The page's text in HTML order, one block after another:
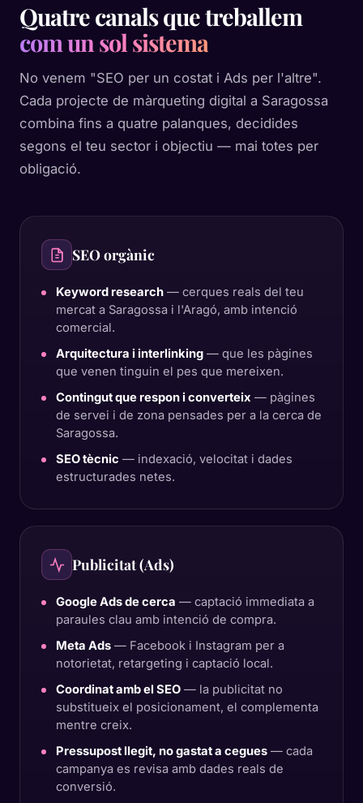
Quatre canals que treballem
com un sol sistema
No venem "SEO per un costat i Ads per l'altre".
Cada projecte de màrqueting digital a Saragossa
combina fins a quatre palanques, decidides
segons el teu sector i objectiu — mai totes per
obligació.
SEO orgànic
Keyword research — cerques reals del teu
mercat a Saragossa i l'Aragó, amb intenció
comercial.
Arquitectura i interlinking — que les pàgines
que venen tinguin el pes que mereixen.
Contingut que respon i converteix — pàgines
de servei i de zona pensades per a la cerca de
Saragossa.
SEO tècnic — indexació, velocitat i dades
estructurades netes.
Publicitat (Ads)
Google Ads de cerca — captació immediata a
paraules clau amb intenció de compra.
Meta Ads — Facebook i Instagram per a
notorietat, retargeting i captació local.
Coordinat amb el SEO — la publicitat no
substitueix el posicionament, el complementa
mentre creix.
Pressupost llegit, no gastat a cegues — cada
campanya es revisa amb dades reals de
conversió.